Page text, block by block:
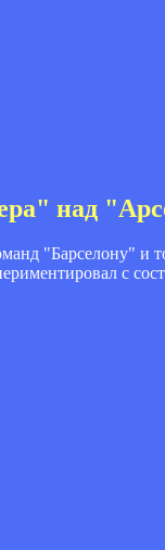
над
"Барселону"
с